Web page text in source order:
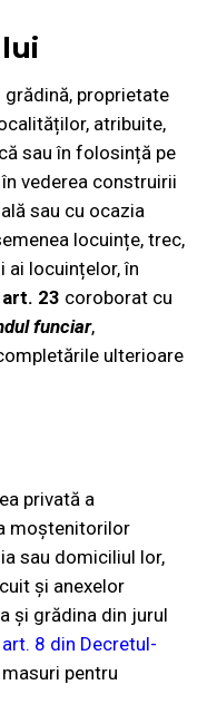
proprietate
atribuite,
sau în folosință pe
vederea construirii
sau cu ocazia
locuințe, trec,
ai locuințelor, în
art. 23 coroborat cu
funciar,
ulterioare
privată a
moștenitorilor
sau domiciliul lor,
și anexelor
și grădina din jurul
art. 8 din Decretul-
pentru